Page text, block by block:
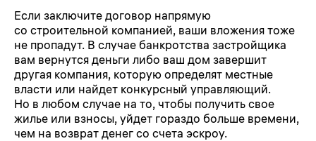
Если заключите договор напрямую
со строительной компанией, ваши вложения тоже
не пропадут. В случае банкротства застройщика
вам вернутся деньги либо ваш дом завершит
другая компания, которую определят местные
власти или найдет конкурсный управляющий.
Но в любом случае на то, чтобы получить свое
жилье или взносы, уйдет гораздо больше времени,
чем на возврат денег со счета эскроу.